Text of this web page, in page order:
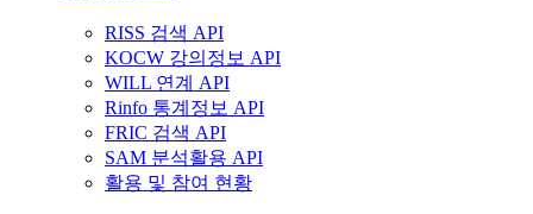
RISS 검색 API
KOCW 강의정보 API
WILL 연계 API
Rinfo 통계정보 API
FRIC 검색 API
SAM 분석활용 API
활용 및 참여 현황